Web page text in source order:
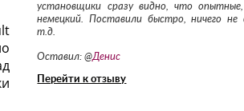
установщики сразу видно, что
немецкий. Поставили быстро, ничего не
т.д.
Оставил: @Денис
Перейти к отзыву